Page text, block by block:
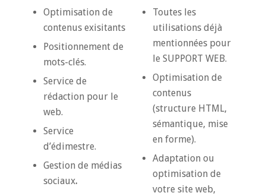
Optimisation de
contenus exisitants
Positionnement de
mots-clés.
Service de
rédaction pour le
web.
Service
d’édimestre.
Gestion de médias
sociaux.
Toutes les
utilisations déjà
mentionnées pour
le SUPPORT WEB.
Optimisation de
contenus
(structure HTML,
sémantique, mise
en forme).
Adaptation ou
optimisation de
votre site web,